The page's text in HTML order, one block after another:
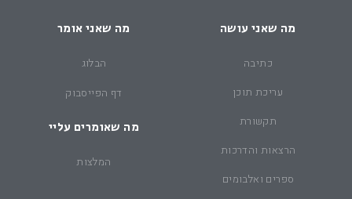
מה שאני עושה
כתיבה
עריכת תוכן
תקשורת
הרצאות והדרכות
ספרים ואלבומים
מה שאני אומר
הבלוג
דף הפייסבוק
מה שאומרים עליי
המלצות